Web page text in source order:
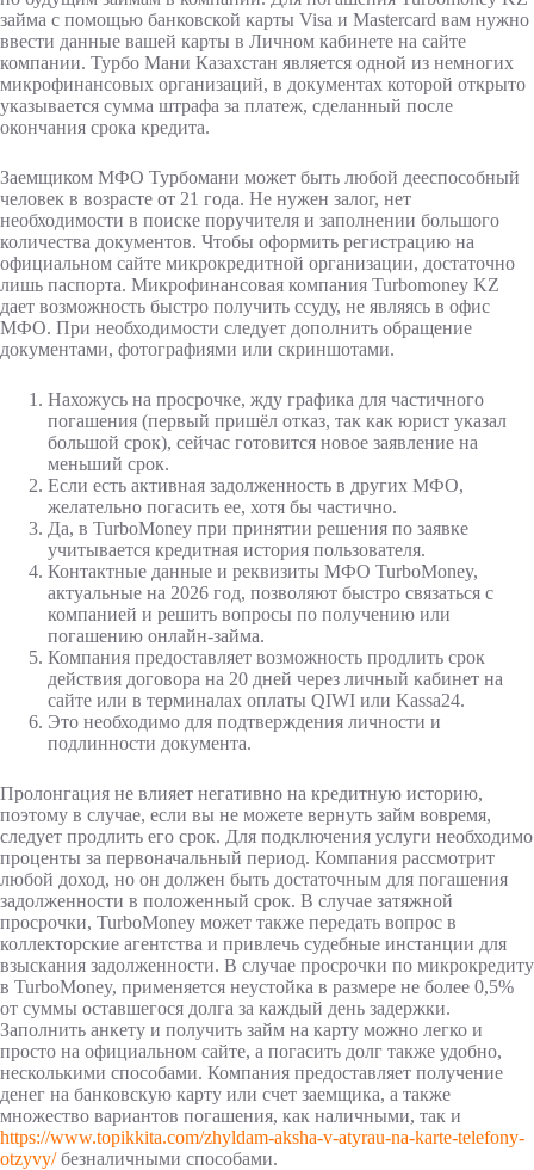
займа с помощью банковской карты Visa и Mastercard вам нужно
ввести данные вашей карты в Личном кабинете на сайте
компании. Турбо Мани Казахстан является одной из немногих
микрофинансовых организаций, в документах которой открыто
указывается сумма штрафа за платеж, сделанный после
окончания срока кредита.
Заемщиком МФО Турбомани может быть любой дееспособный
человек в возрасте от 21 года. Не нужен залог, нет
необходимости в поиске поручителя и заполнении большого
количества документов. Чтобы оформить регистрацию на
официальном сайте микрокредитной организации, достаточно
лишь паспорта. Микрофинансовая компания Turbomoney KZ
дает возможность быстро получить ссуду, не являясь в офис
МФО. При необходимости следует дополнить обращение
документами, фотографиями или скриншотами.
Нахожусь на просрочке, жду графика для частичного
погашения (первый пришёл отказ, так как юрист указал
большой срок), сейчас готовится новое заявление на
меньший срок.
Если есть активная задолженность в других МФО,
желательно погасить ее, хотя бы частично.
Да, в TurboMoney при принятии решения по заявке
учитывается кредитная история пользователя.
Контактные данные и реквизиты МФО TurboMoney,
актуальные на 2026 год, позволяют быстро связаться с
компанией и решить вопросы по получению или
погашению онлайн-займа.
Компания предоставляет возможность продлить срок
действия договора на 20 дней через личный кабинет на
сайте или в терминалах оплаты QIWI или Kassa24.
Это необходимо для подтверждения личности и
подлинности документа.
Пролонгация не влияет негативно на кредитную историю,
поэтому в случае, если вы не можете вернуть займ вовремя,
следует продлить его срок. Для подключения услуги необходимо
проценты за первоначальный период. Компания рассмотрит
любой доход, но он должен быть достаточным для погашения
задолженности в положенный срок. В случае затяжной
просрочки, TurboMoney может также передать вопрос в
коллекторские агентства и привлечь судебные инстанции для
взыскания задолженности. В случае просрочки по микрокредиту
в TurboMoney, применяется неустойка в размере не более 0,5%
от суммы оставшегося долга за каждый день задержки.
Заполнить анкету и получить займ на карту можно легко и
просто на официальном сайте, а погасить долг также удобно,
несколькими способами. Компания предоставляет получение
денег на банковскую карту или счет заемщика, а также
множество вариантов погашения, как наличными, так и
https://www.topikkita.com/zhyldam-aksha-v-atyrau-na-karte-telefony-
otzyvy/безналичными способами.